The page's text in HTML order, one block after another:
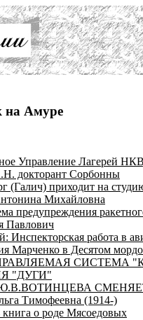
на Амуре
Управление Лагерей
докторант Сорбонны
(Галич) приходит на
Михайловна
предупреждения
Павлович
Инспекторская работа в
Марченко в Десятом
СИСТЕМА
"ДУГИ"
Тимофеевна (1914-)
книга о роде Мясоедовых